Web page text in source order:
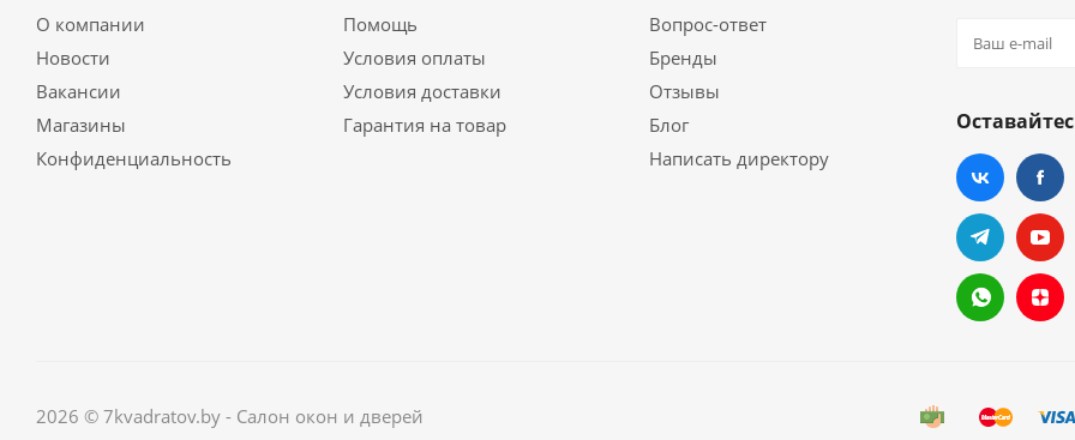
О компании
Новости
Вакансии
Магазины
Конфиденциальность
Помощь
Условия оплаты
Условия доставки
Гарантия на товар
Вопрос-ответ
Бренды
Отзывы
Блог
Написать директору
2026 © 7kvadratov.by - Салон окон и дверей